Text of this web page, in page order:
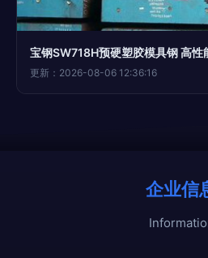
宝钢SW718H预硬塑胶模具钢 高性
更新：2026-08-06 12:36:16
企业信